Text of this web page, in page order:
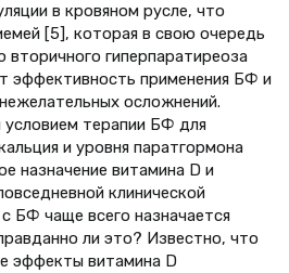
в кровяном русле, что
[5], которая в свою очередь
гиперпаратиреоза
эффективность применения БФ и
осложнений.
терапии БФ для
и уровня паратгормона
назначение витамина D и
клинической
БФ чаще всего назначается
ли это? Известно, что
эффекты витамина D